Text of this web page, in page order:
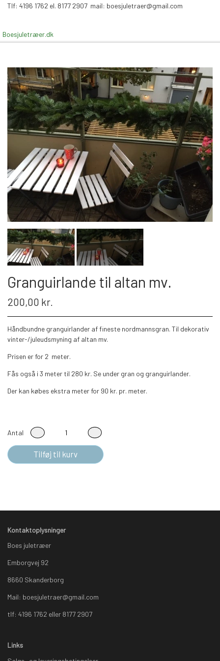
Tlf: 4196 1762 el. 8177 2907 mail: boesjuletraer@gmail.com
Boesjuletræer.dk
Granguirlande til altan mv.
200,00 kr.
Håndbundne granguirlander af fineste nordmannsgran. Til dekorativ
vinter-/juleudsmyning af altan mv.
Prisen er for 2 meter.
Fås også i 3 meter til 280 kr. Se under gran og granguirlander.
Der kan købes ekstra meter for 90 kr. pr. meter.
Antal
Tilføj til kurv
Kontaktoplysninger
Boes juletræer
Emborgvej 92
8660 Skanderborg
Mail: boesjuletraer@gmail.com
tlf: 4196 1762 eller 8177 2907
Links